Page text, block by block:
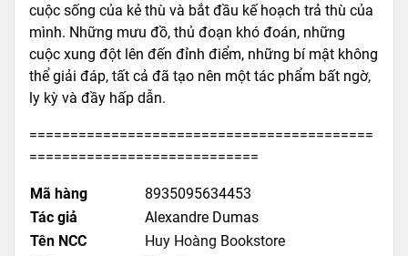
cuộc sống của kẻ thù và bắt đầu kế hoạch trả thù của
mình. Những mưu đồ, thủ đoạn khó đoán, những
cuộc xung đột lên đến đỉnh điểm, những bí mật không
thể giải đáp, tất cả đã tạo nên một tác phẩm bất ngờ,
ly kỳ và đầy hấp dẫn.
==========================================
============================
Mã hàng
8935095634453
Tác giả
Alexandre Dumas
Tên NCC
Huy Hoàng Bookstore